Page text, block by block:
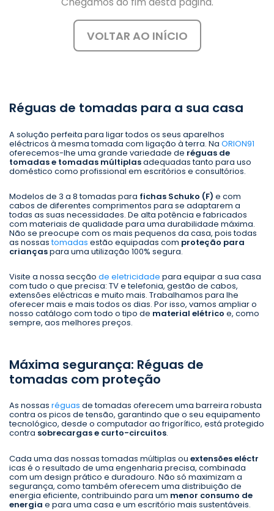
VOLTAR AO INÍCIO
Réguas de tomadas para a sua casa
A solução perfeita para ligar todos os seus aparelhos
eléctricos à mesma tomada com ligação à terra. Na ORION91
oferecemos-lhe uma grande variedade de réguas de
tomadas e tomadas múltiplasadequadas tanto para uso
doméstico como profissional em escritórios e consultórios.
Modelos de 3 a 8 tomadas para fichas Schuko (F) e com
cabos de diferentes comprimentos para se adaptarem a
todas as suas necessidades. De alta potência e fabricados
com materiais de qualidade para uma durabilidade máxima.
Não se preocupe com os mais pequenos da casa, pois todas
as nossastomadas estão equipadas com proteção para
criançaspara uma utilização 100% segura.
Visite a nossa secção de eletricidade para equipar a sua casa
com tudo o que precisa: TV e telefonia, gestão de cabos,
extensões eléctricas e muito mais. Trabalhamos para lhe
oferecer mais e mais todos os dias. Por isso, vamos ampliar o
nosso catálogo com todo o tipo de material elétrico e, como
sempre, aos melhores preços.
Máxima segurança: Réguas de
tomadas com proteção
As nossas réguas de tomadas oferecem uma barreira robusta
contra os picos de tensão, garantindo que o seu equipamento
tecnológico, desde o computador ao frigorífico, está protegido
contra sobrecargas e curto-circuitos.
Cada uma das nossas tomadas múltiplas ou extensões eléctr
icas é o resultado de uma engenharia precisa, combinada
com um design prático e duradouro. Não só maximizam a
segurança, como também oferecem uma distribuição de
energia eficiente, contribuindo para um menor consumo de
energia e para uma casa e um escritório mais sustentáveis.